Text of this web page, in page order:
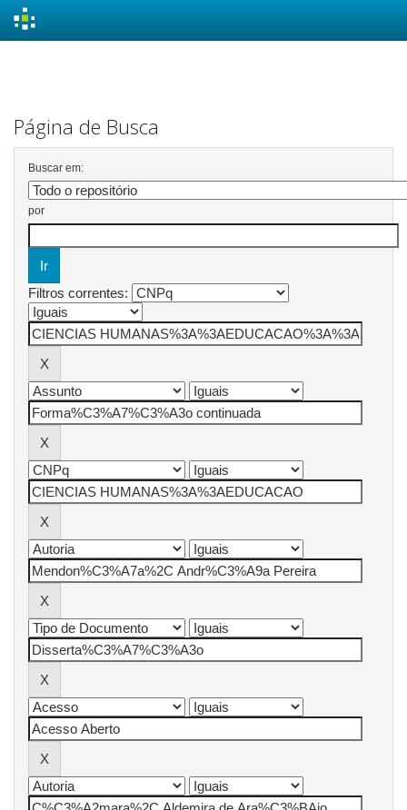
Página de Busca
Buscar em:
por
Filtros correntes: